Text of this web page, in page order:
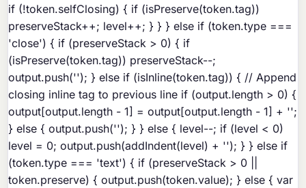
if (!token.selfClosing) { if (isPreserve(token.tag))
preserveStack++; level++; } } } else if (token.type ===
'close') { if (preserveStack > 0) { if
(isPreserve(token.tag)) preserveStack--;
output.push(''); } else if (isInline(token.tag)) { // Append
closing inline tag to previous line if (output.length > 0) {
output[output.length - 1] = output[output.length - 1] + '';
} else { output.push(''); } } else { level--; if (level < 0)
level = 0; output.push(addIndent(level) + ''); } } else if
(token.type === 'text') { if (preserveStack > 0 ||
token.preserve) { output.push(token.value); } else { var